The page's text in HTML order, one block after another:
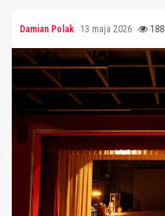
Damian Polak 13 maja 2026 188